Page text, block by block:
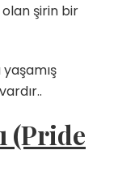
şirin bir
(Pride